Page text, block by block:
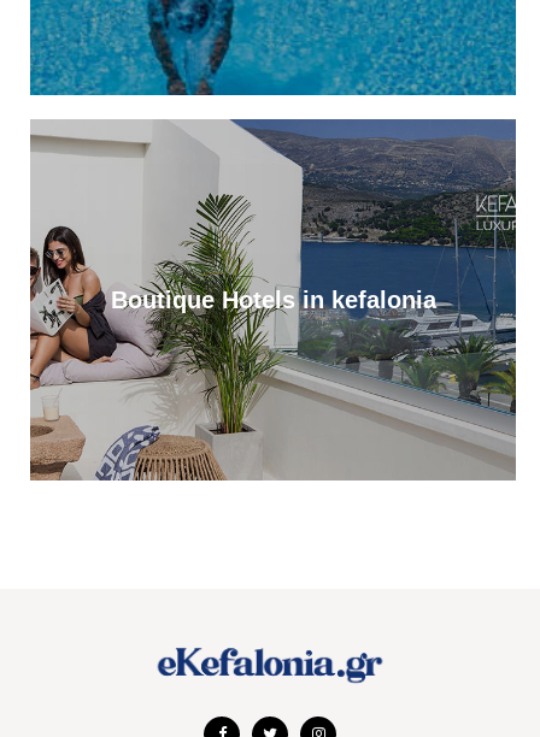
14:04
Η Κεφαλονιά πρωταγωνιστεί σε νέα δωρεάν ψηφιακή
τουριστική έκδοση με εξώφυλλο τη βραβευμένη παραλία Φτέρη
Εγκαίνια της έκθεσης του Κώστα Ευαγγελάτου στη σύγχρονη
πινακοθήκη “villa Ροδόπη”, στις 8 Αυγούστου
Διακοπές στο Φισκάρδο κάνουν η Ελένη Μενεγάκη με τον Μάκη
Παντζόπουλο [βίντεο]
13:32
Με λαμπρότητα γιορτάστηκε η Μεταμόρφωση του Σωτήρος, στα
Μαυρικάτα [εικόνες]
13:19
Σπουδαία μεταγραφή στον Παλληξουριακό, με τον Βαγγέλη
Θεοχάρη, πρώην ποδοσφαιριστή Παναθηναϊκού, Λεβαδειακού
και Απόλλωνα
Παγκόσμιο Πρωτάθλημα Στίβου Κ20 [εικόνες & βίντεο]
Boutique Hotels in kefalonia